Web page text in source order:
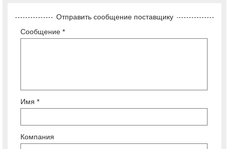
Отправить сообщение поставщику
Сообщение *
Имя *
Компания